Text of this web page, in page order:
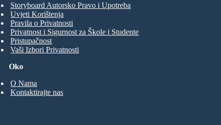
Oko
O Nama
Kontaktirajte nas
Storyboard Autorsko Pravo i Upotreba
Uvjeti Korištenja
Pravila o Privatnosti
Privatnost i Sigurnost za Škole i Studente
Pristupačnost
Vaši Izbori Privatnosti